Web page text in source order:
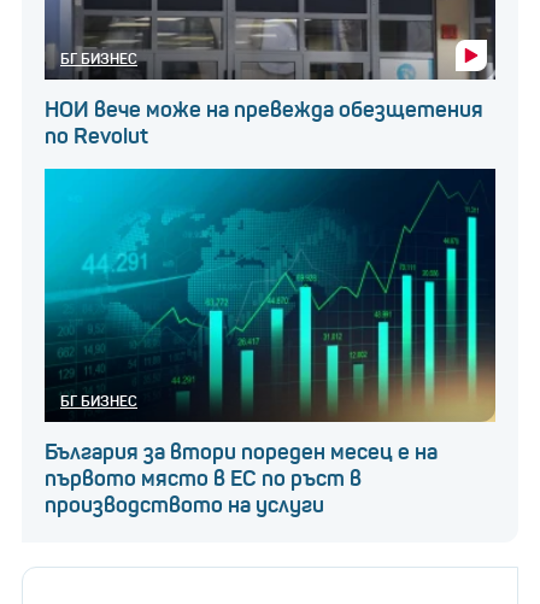
БГ БИЗНЕС
НОИ вече може на превежда обезщетения
по Revolut
БГ БИЗНЕС
България за втори пореден месец е на
първото място в ЕС по ръст в
производството на услуги